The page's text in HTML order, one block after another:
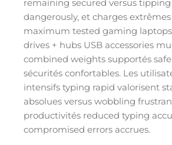
remaining secured versus
dangerously, et charges extrêmes
maximum tested gaming
drives + hubs USB accessories
combined weights supportés
sécurités confortables. Les
intensifs typing rapid valorisent
absolues versus wobbling
productivités reduced typing
compromised errors accrues.